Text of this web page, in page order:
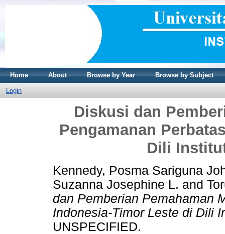
Home About Browse by Year Browse by Subject
Login
Diskusi dan
Pengamanan
Dili
Kennedy, Posma Sariguna
Suzanna Josephine L. and
dan Pemberian Pemahaman
Indonesia-Timor Leste di Dili
UNSPECIFIED.